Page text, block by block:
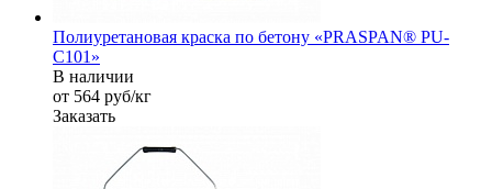
Полиуретановая краска по бетону «PRASPAN® PU-
C101»
В наличии
от 564 руб/кг
Заказать